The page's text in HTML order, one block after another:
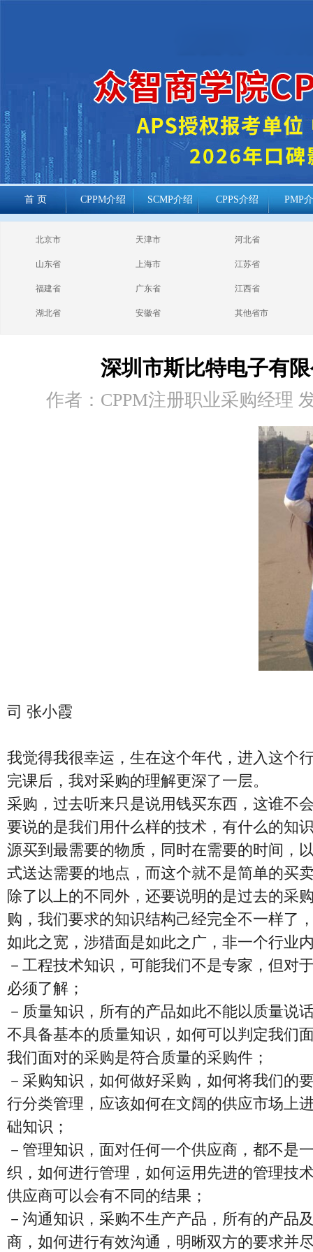
首 页 CPPM介绍 SCMP介绍 CPPS介绍 PMP
cppm报考常见
问题
北京市 天津市 河北省
山东省 上海市 江苏省
福建省 广东省 江西省
湖北省 安徽省 其他省市
深圳市斯比特电子有
作者：CPPM注册职业采购经理
司 张小霞
我觉得我很幸运，生在这个年代，进入这个
完课后，我对采购的理解更深了一层。
采购，过去听来只是说用钱买东西，这谁不
要说的是我们用什么样的技术，有什么的知
源买到最需要的物质，同时在需要的时间，
式送达需要的地点，而这个就不是简单的买
除了以上的不同外，还要说明的是过去的采
购，我们要求的知识结构己经完全不一样了
如此之宽，涉猎面是如此之广，非一个行业
－工程技术知识，可能我们不是专家，但对
必须了解；
－质量知识，所有的产品如此不能以质量说
不具备基本的质量知识，如何可以判定我们
我们面对的采购是符合质量的采购件；
－采购知识，如何做好采购，如何将我们的
行分类管理，应该如何在文阔的供应市场上
础知识；
－管理知识，面对任何一个供应商，都不是
织，如何进行管理，如何运用先进的管理技
供应商可以会有不同的结果；
－沟通知识，采购不生产产品，所有的产品
商，如何进行有效沟通，明晰双方的要求并